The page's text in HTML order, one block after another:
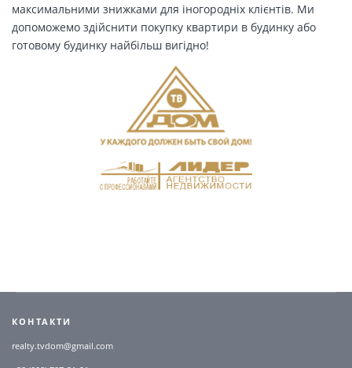
максимальними знижками для іногородніх клієнтів. Ми
допоможемо здійснити покупку квартири в будинку або
готовому будинку найбільш вигідно!
КОНТАКТИ
realty.tvdom@gmail.com